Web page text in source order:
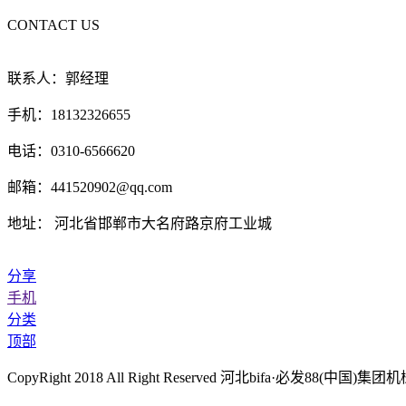
CONTACT US
联系人：郭经理
手机：18132326655
电话：0310-6566620
邮箱：441520902@qq.com
地址： 河北省邯郸市大名府路京府工业城
分享
手机
分类
顶部
CopyRight 2018 All Right Reserved 河北bifa·必发88(中国)集